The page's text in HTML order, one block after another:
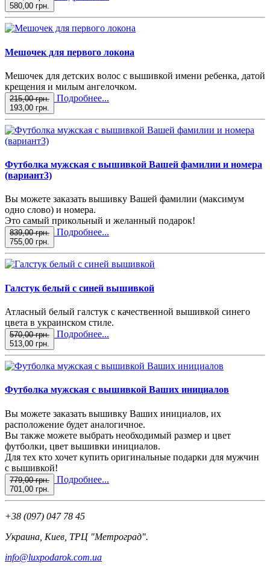
580,00 грн.
Мешочек для первого локона
Мешочек для детских волос с вышивкой имени ребенка, датой
крещения и милым ангелочком.
215,00 грн.
193,00 грн.
Подробнее...
Футболка мужская с вышивкой Вашей фамилии и номера
(вариант3)
Вы можете заказать вышивку Вашей фамилии (максимум
одно слово) и номера.
Это самый прикольный и желанный подарок!
839,00 грн.
755,00 грн.
Подробнее...
Галстук белый с синей вышивкой
Атласный белый галстук с качественной вышивкой синего
цвета в украинском стиле.
570,00 грн.
513,00 грн.
Подробнее...
Футболка мужская с вышивкой Ваших инициалов
Вы можете заказать вышивку Ваших инициалов, их
расположение будет аналогичное.
Вы также можете выбрать необходимый размер и цвет
футболки, цвет вышивки инициалов.
Для тех кто хочет купить оригинальные подарки для мужчин
с вышивкой!
779,00 грн.
701,00 грн.
Подробнее...
+38 (097) 047 78 45
Украина, Киев, ТРЦ "Метроград".
info@luxpodarok.com.ua